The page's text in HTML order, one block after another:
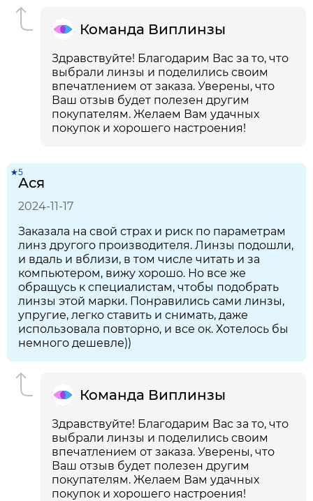
Команда Виплинзы
Здравствуйте! Благодарим Вас за то, что
выбрали линзы и поделились своим
впечатлением от заказа. Уверены, что
Ваш отзыв будет полезен другим
покупателям. Желаем Вам удачных
покупок и хорошего настроения!
★5
Ася
2024-11-17
Заказала на свой страх и риск по параметрам
линз другого производителя. Линзы подошли,
и вдаль и вблизи, в том числе читать и за
компьютером, вижу хорошо. Но все же
обращусь к специалистам, чтобы подобрать
линзы этой марки. Понравились сами линзы,
упругие, легко ставить и снимать, даже
использовала повторно, и все ок. Хотелось бы
немного дешевле))
Команда Виплинзы
Здравствуйте! Благодарим Вас за то, что
выбрали линзы и поделились своим
впечатлением от заказа. Уверены, что
Ваш отзыв будет полезен другим
покупателям. Желаем Вам удачных
покупок и хорошего настроения!